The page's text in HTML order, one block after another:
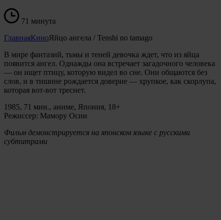
71 минута
ГлавнаяКиноЯйцо ангела / Tenshi no tamago
В мире фантазий, тьмы и теней девочка ждет, что из яйца
появится ангел. Однажды она встречает загадочного человека
— он ищет птицу, которую видел во сне. Они общаются без
слов, и в тишине рождается доверие — хрупкое, как скорлупа,
которая вот-вот треснет.
1985, 71 мин., аниме, Япония, 18+
Режиссер: Мамору Осии
Фильм демонстрируется на японском языке с русскими
субтитрами